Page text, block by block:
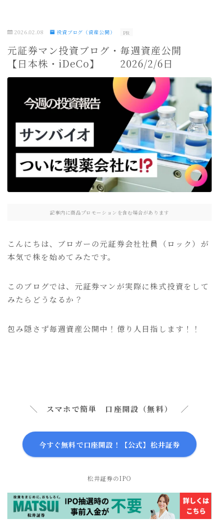
2026.02.08 投資ブログ（資産公開） PR
元証券マン投資ブログ・毎週資産公開
【日本株・iDeCo】 2026/2/6日
記事内に商品プロモーションを含む場合があります
こんにちは、ブロガーの元証券会社社員（ロック）が
本気で株を始めてみたです。
このブログでは、元証券マンが実際に株式投資をして
みたらどうなるか？
包み隠さず毎週資産公開中！億り人目指します！！
＼ スマホで簡単 口座開設（無料） ／
今すぐ無料で口座開設！【公式】松井証券
松井証券のIPO